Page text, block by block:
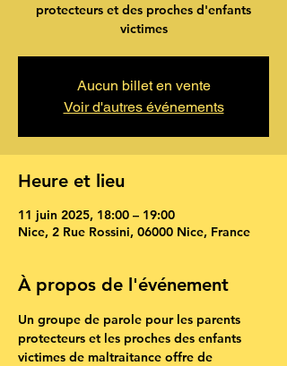
protecteurs et des proches d'enfants
victimes
Aucun billet en vente
Voir d'autres événements
Heure et lieu
11 juin 2025, 18:00 – 19:00
Nice, 2 Rue Rossini, 06000 Nice, France
À propos de l'événement
Un groupe de parole pour les parents
protecteurs et les proches des enfants
victimes de maltraitance offre de